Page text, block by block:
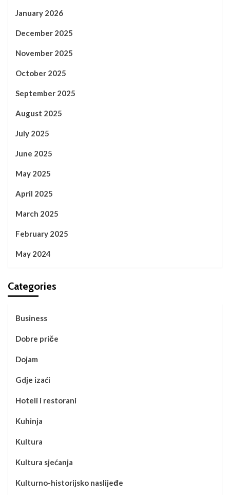
January 2026
December 2025
November 2025
October 2025
September 2025
August 2025
July 2025
June 2025
May 2025
April 2025
March 2025
February 2025
May 2024
Categories
Business
Dobre priče
Dojam
Gdje izaći
Hoteli i restorani
Kuhinja
Kultura
Kultura sjećanja
Kulturno-historijsko naslijeđe